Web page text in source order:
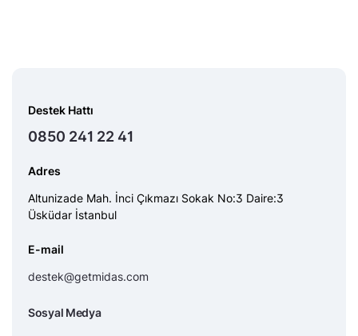
Destek Hattı
0850 241 22 41
Adres
Altunizade Mah. İnci Çıkmazı Sokak No:3 Daire:3
Üsküdar İstanbul
E-mail
destek@getmidas.com
Sosyal Medya